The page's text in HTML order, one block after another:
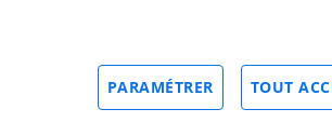
TOUT
PARAMÉTRER